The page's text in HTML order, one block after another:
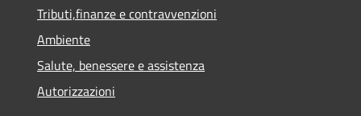
Tributi,finanze e contravvenzioni
Ambiente
Salute, benessere e assistenza
Autorizzazioni